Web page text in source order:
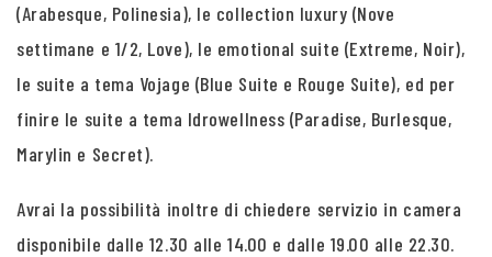
(Arabesque, Polinesia), le collection luxury (Nove
settimane e 1/2, Love), le emotional suite (Extreme, Noir),
le suite a tema Vojage (Blue Suite e Rouge Suite), ed per
finire le suite a tema Idrowellness (Paradise, Burlesque,
Marylin e Secret).
Avrai la possibilità inoltre di chiedere servizio in camera
disponibile dalle 12.30 alle 14.00 e dalle 19.00 alle 22.30.